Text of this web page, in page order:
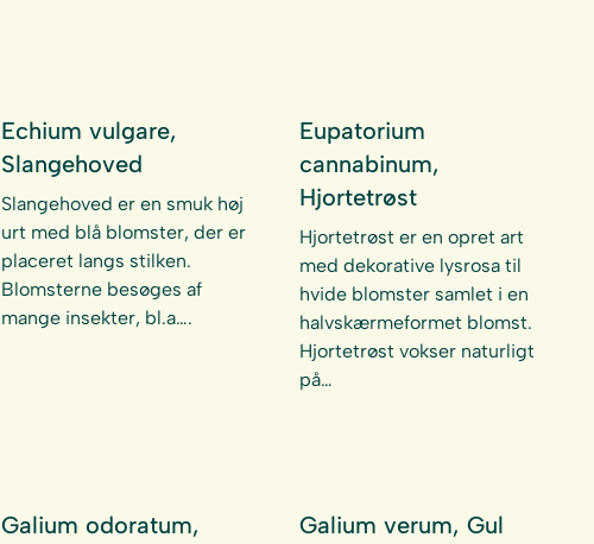
Echium vulgare,
Slangehoved
Slangehoved er en smuk høj
urt med blå blomster, der er
placeret langs stilken.
Blomsterne besøges af
mange insekter, bl.a….
Eupatorium
cannabinum,
Hjortetrøst
Hjortetrøst er en opret art
med dekorative lysrosa til
hvide blomster samlet i en
halvskærmeformet blomst.
Hjortetrøst vokser naturligt
på…
Galium odoratum, Galium verum, Gul